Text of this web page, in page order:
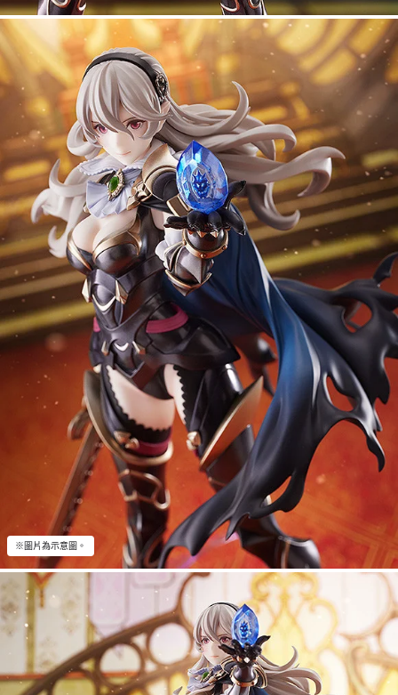
※圖片為示意圖。